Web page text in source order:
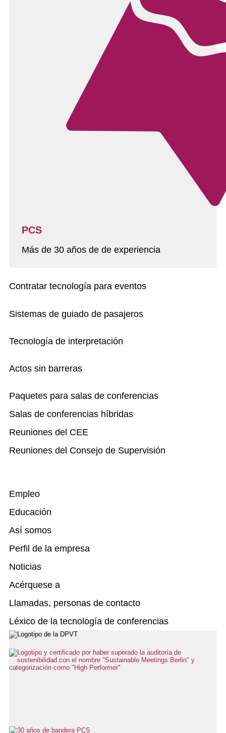
PCS
Más de 30 años de de experiencia
Contratar tecnología para eventos
Sistemas de guiado de pasajeros
Tecnología de interpretación
Actos sin barreras
Paquetes para salas de conferencias
Salas de conferencias híbridas
Reuniones del CEE
Reuniones del Consejo de Supervisión
Empleo
Educación
Así somos
Perfil de la empresa
Noticias
Acérquese a
Llamadas, personas de contacto
Léxico de la tecnología de conferencias